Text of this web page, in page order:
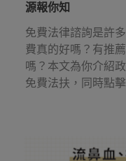
源報你知
免費法律諮詢是許
費真的好嗎？有推
嗎？本文為你介紹
免費法扶，同時點